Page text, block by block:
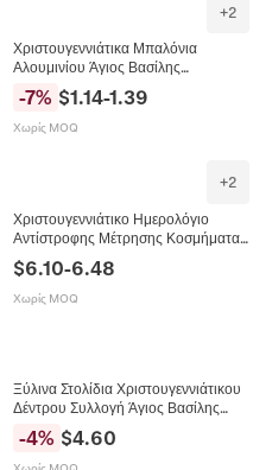
+2
Χριστουγεννιάτικα Μπαλόνια
Αλουμινίου Άγιος Βασίλης
Μπισκοτένιος Άνθρωπος
Χιονάνθρωπος Δέντρο Αστέρι Λατέξ
για Διακόσμηση Σπιτιού Πάρτι
-7% $1.14-1.39
Χωρίς MOQ
+2
Χριστουγεννιάτικο Ημερολόγιο
Αντίστροφης Μέτρησης Κοσμήματα
Σμάλτο Άγιος Βασίλης
Χιονάνθρωπος Ελάφι Παιδικό Δώρο
$6.10-6.48
Χωρίς MOQ
Ξύλινα Στολίδια Χριστουγεννιάτικου
Δέντρου Συλλογή Άγιος Βασίλης
Χιονάνθρωπος Τυπωμένα Μενταγιόν
Από Κόντρα Πλακέ Για
Χριστουγεννιάτικη Διακόσμηση
-4% $4.60